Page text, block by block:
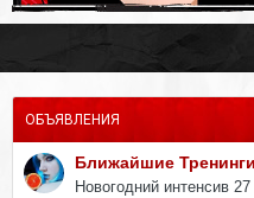
ОБЪЯВЛЕНИЯ
Ближайшие Тренинги
Новогодний интенсив